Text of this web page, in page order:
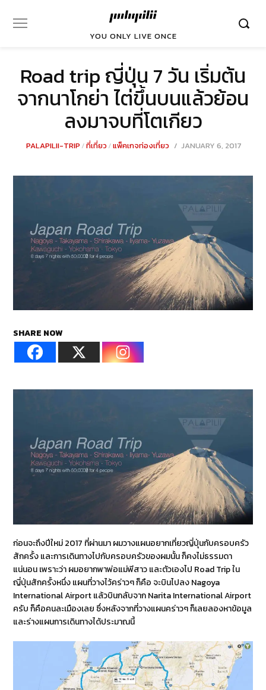
YOU ONLY LIVE ONCE
Road trip ญี่ปุ่น 7 วัน เริ่มต้น
จากนาโกย่า ไต่ขึ้นบนแล้วย้อน
ลงมาจบที่โตเกียว
PALAPILII-TRIP /ที่เที่ยว /แพ็คเกจท่องเที่ยว
POSTED
JANUARY 6, 2017
SHARE NOW
ก่อนจะถึงปีใหม่ 2017 ที่ผ่านมา ผมวางแผนอยากเที่ยวญี่ปุ่นกับครอบครัว
สักครั้ง และการเดินทางไปกับครอบครัวของผมนั้น ก็คงไม่ธรรมดา
แน่นอน เพราะว่า ผมอยากพาพ่อแม่พีสาว และตัวเองไป Road Trip ใน
ญี่ปุ่นสักครั้งหนึ่ง แผนที่วางไว้คร่าวๆ ก็คือ จะบินไปลง Nagoya
International Airport แล้วบินกลับจาก Narita International Airport
ครับ ก็คือคนละเมืองเลย ซึ่งหลังจากที่วางแผนคร่าวๆ ก็เลยลองหาข้อมูล
และร่างแผนการเดินทางได้ประมาณนี้